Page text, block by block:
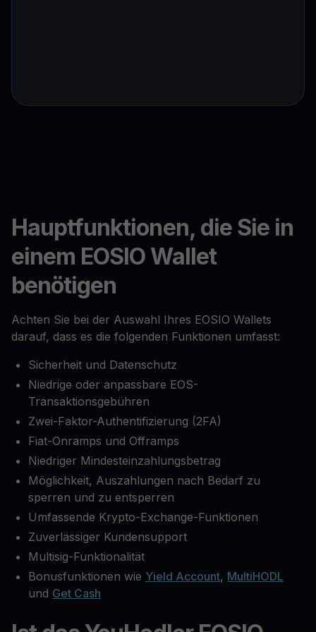
Hauptfunktionen, die Sie in
einem EOSIO Wallet
benötigen
Achten Sie bei der Auswahl Ihres EOSIO Wallets
darauf, dass es die folgenden Funktionen umfasst:
Sicherheit und Datenschutz
Niedrige oder anpassbare EOS-
Transaktionsgebühren
Zwei-Faktor-Authentifizierung (2FA)
Fiat-Onramps und Offramps
Niedriger Mindesteinzahlungsbetrag
Möglichkeit, Auszahlungen nach Bedarf zu
sperren und zu entsperren
Umfassende Krypto-Exchange-Funktionen
Zuverlässiger Kundensupport
Multisig-Funktionalität
Bonusfunktionen wie Yield Account, MultiHODL
und Get Cash